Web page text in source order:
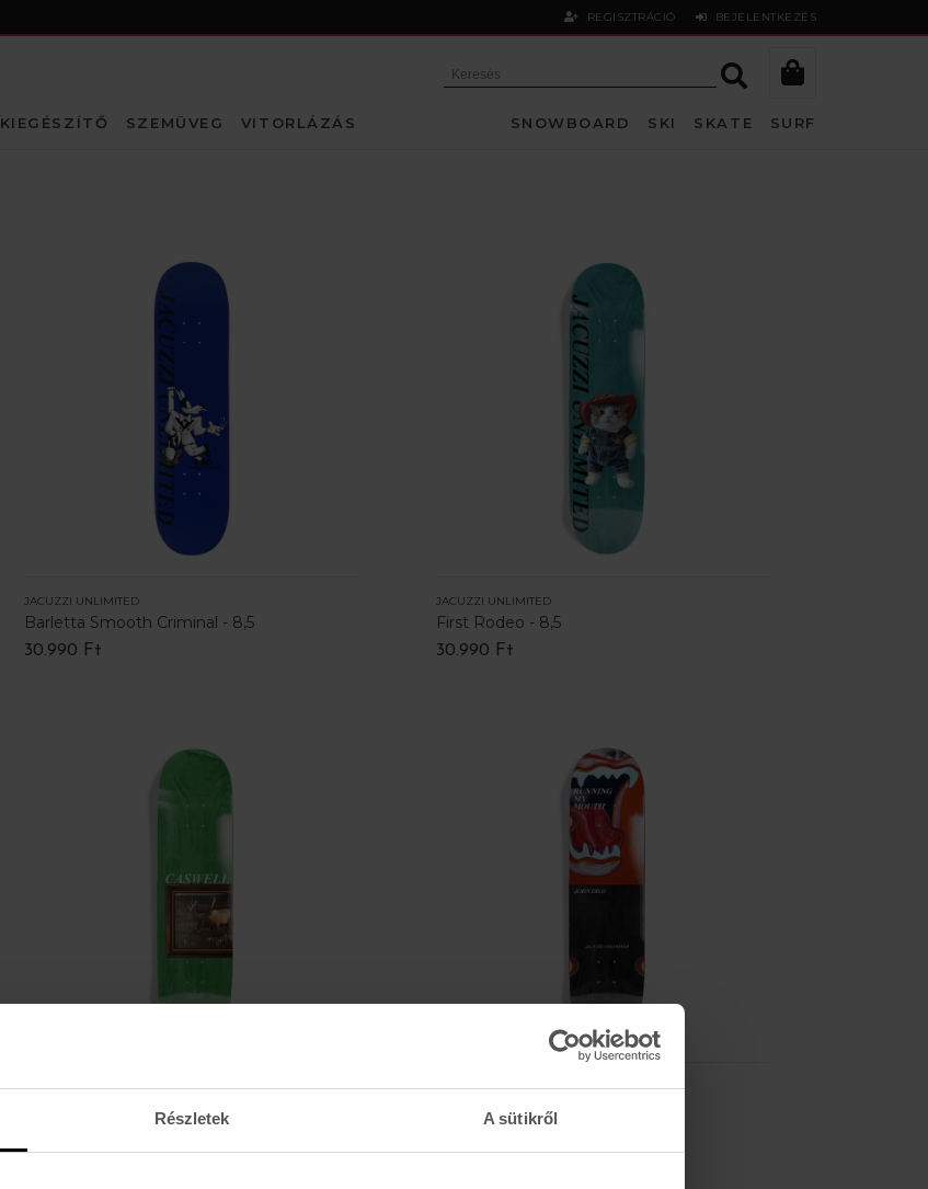
Részletek A sütikről
REGISZTRÁCIÓ BEJELENTKEZÉS
KIEGÉSZÍTŐ SZEMÜVEG VITORLÁZÁS SNOWBOARD SKI SKATE SURF
JACUZZI UNLIMITED
Barletta Smooth Criminal - 8,5
30.990 Ft
JACUZZI UNLIMITED
First Rodeo - 8,5
30.990 Ft
JACUZZI UNLIMITED
BERRY VENISON - 8,5
JACUZZI UNLIMITED
DILO MOUTH MARATHON - 8,0